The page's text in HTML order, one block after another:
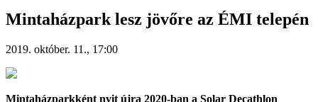
Mintaházpark lesz jövőre az ÉMI telepén
2019. október. 11., 17:00
Mintaházparkként nyit újra 2020-ban a Solar Decathlon